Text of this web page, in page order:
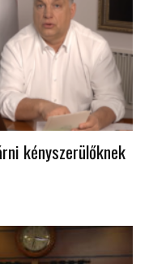
kényszerülőknek